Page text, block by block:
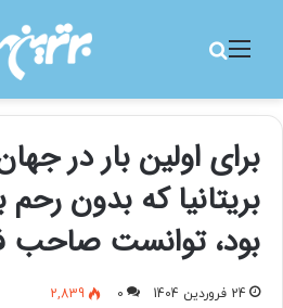
منو
برای اولین بار در
بریتانیا که بدون رحم
بود، توانست صاحب
24 فروردین 1404 0
2,839